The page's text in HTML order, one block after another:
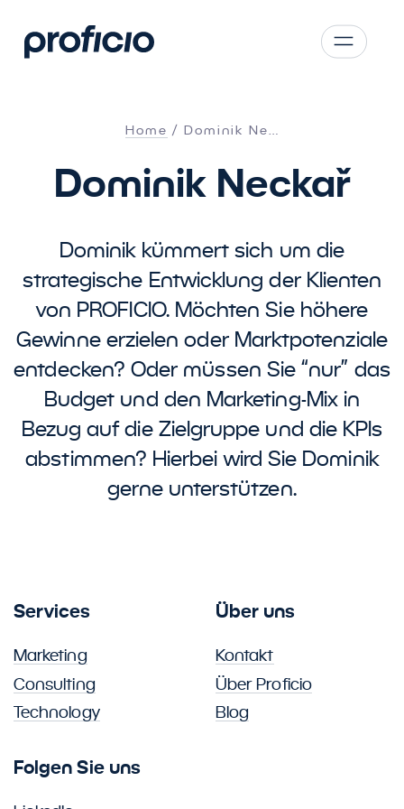
AT
PL
Home Dominik Ne…
Dominik Neckař
Dominik kümmert sich um die
strategische Entwicklung der Klienten
von PROFICIO. Möchten Sie höhere
Gewinne erzielen oder Marktpotenziale
entdecken? Oder müssen Sie “nur” das
Budget und den Marketing-Mix in
Bezug auf die Zielgruppe und die KPIs
abstimmen? Hierbei wird Sie Dominik
gerne unterstützen.
Services
Marketing
Consulting
Technology
Über uns
Kontakt
Über Proficio
Blog
Folgen Sie uns